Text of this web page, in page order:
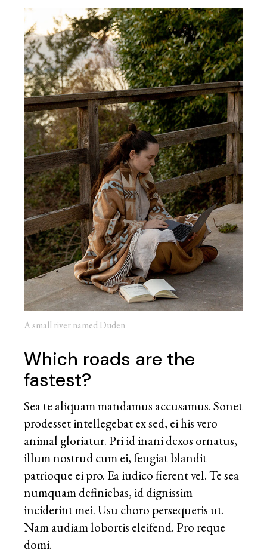
A small river named Duden
Which roads are the
fastest?
Sea te aliquam mandamus accusamus. Sonet
prodesset intellegebat ex sed, ei his vero
animal gloriatur. Pri id inani dexos ornatus,
illum nostrud cum ei, feugiat blandit
patrioque ei pro. Ea iudico fierent vel. Te sea
numquam definiebas, id dignissim
inciderint mei. Usu choro persequeris ut.
Nam audiam lobortis eleifend. Pro reque
domi.